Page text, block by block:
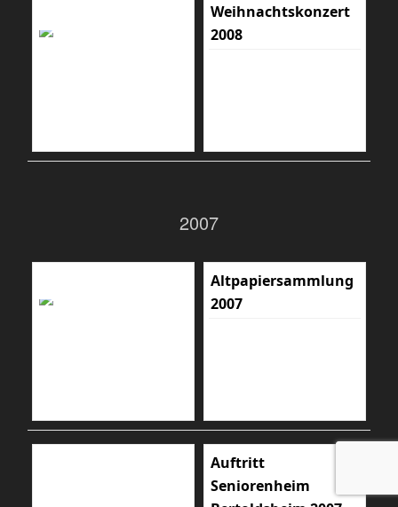
Weihnachtskonzert
2008
2007
Altpapiersammlung
2007
Auftritt
Seniorenheim